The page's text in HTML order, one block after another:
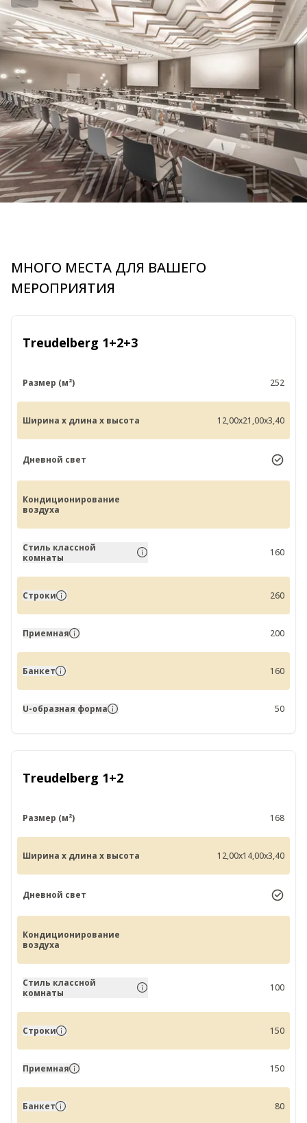
МНОГО МЕСТА ДЛЯ ВАШЕГО
МЕРОПРИЯТИЯ
Treudelberg 1+2+3
Размер (м²) 252
Ширина x длина x высота 12,00x21,00x3,40
Дневной свет
Кондиционирование
воздуха
Стиль классной
комнаты
160
Строки 260
Приемная 200
Банкет 160
U-образная форма 50
Treudelberg 1+2
Размер (м²) 168
Ширина x длина x высота 12,00x14,00x3,40
Дневной свет
Кондиционирование
воздуха
Стиль классной
комнаты
100
Строки 150
Приемная 150
Банкет 80